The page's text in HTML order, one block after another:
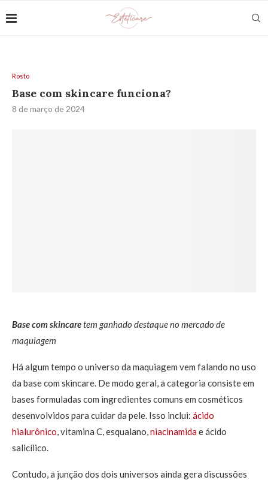
Rosto
Base com skincare funciona?
8 de março de 2024
Base com skincaretem ganhado destaque no mercado de
maquiagem
Há algum tempo o universo da maquiagem vem falando no uso
da base com skincare. De modo geral, a categoria consiste em
bases formuladas com ingredientes comuns em cosméticos
desenvolvidos para cuidar da pele. Isso inclui: ácido
hialurônico, vitamina C, esqualano,niacinamidae ácido
salicílico.
Contudo, a junção dos dois universos ainda gera discussões